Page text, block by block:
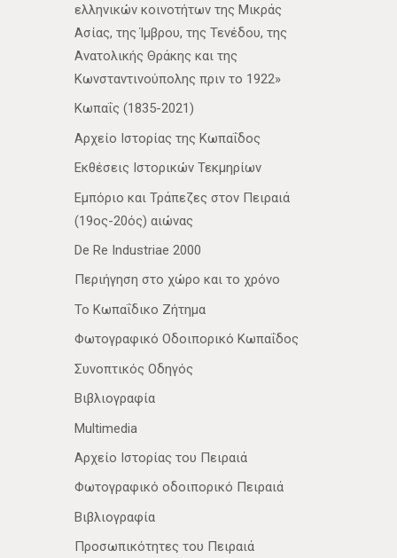
ελληνικών κοινοτήτων της Μικράς
Ασίας, της Ίμβρου, της Τενέδου, της
Ανατολικής Θράκης και της
Κωνσταντινούπολης πριν το 1922»
Κωπαΐς (1835-2021)
Αρχείο Ιστορίας της Κωπαΐδος
Εκθέσεις Ιστορικών Τεκμηρίων
Εμπόριο και Τράπεζες στον Πειραιά
(19ος-20ός) αιώνας
De Re Industriae 2000
Περιήγηση στο χώρο και το χρόνο
Το Κωπαΐδικο Ζήτημα
Φωτογραφικό Οδοιπορικό Κωπαΐδος
Συνοπτικός Οδηγός
Βιβλιογραφία
Multimedia
Αρχείο Ιστορίας του Πειραιά
Φωτογραφικό οδοιπορικό Πειραιά
Βιβλιογραφία
Προσωπικότητες του Πειραιά